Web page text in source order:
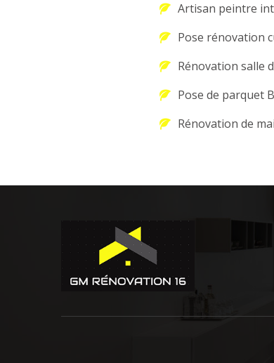
Artisan peintre
Pose rénovation
Rénovation salle
Pose de parquet
Rénovation de